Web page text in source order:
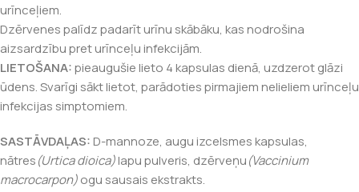
urīnceļiem.
Dzērvenes palīdz padarīt urīnu skābāku, kas nodrošina
aizsardzību pret urīnceļu infekcijām.
LIETOŠANA:pieaugušie lieto 4 kapsulas dienā, uzdzerot glāzi
ūdens. Svarīgi sākt lietot, parādoties pirmajiem nelieliem urīnceļu
infekcijas simptomiem.
SASTĀVDAĻAS:D-mannoze, augu izcelsmes kapsulas,
nātres(Urtica dioica)lapu pulveris, dzērveņu(Vaccinium
macrocarpon)ogu sausais ekstrakts.